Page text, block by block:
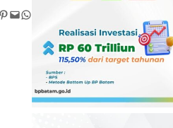
Pinterest Mail WhatsApp